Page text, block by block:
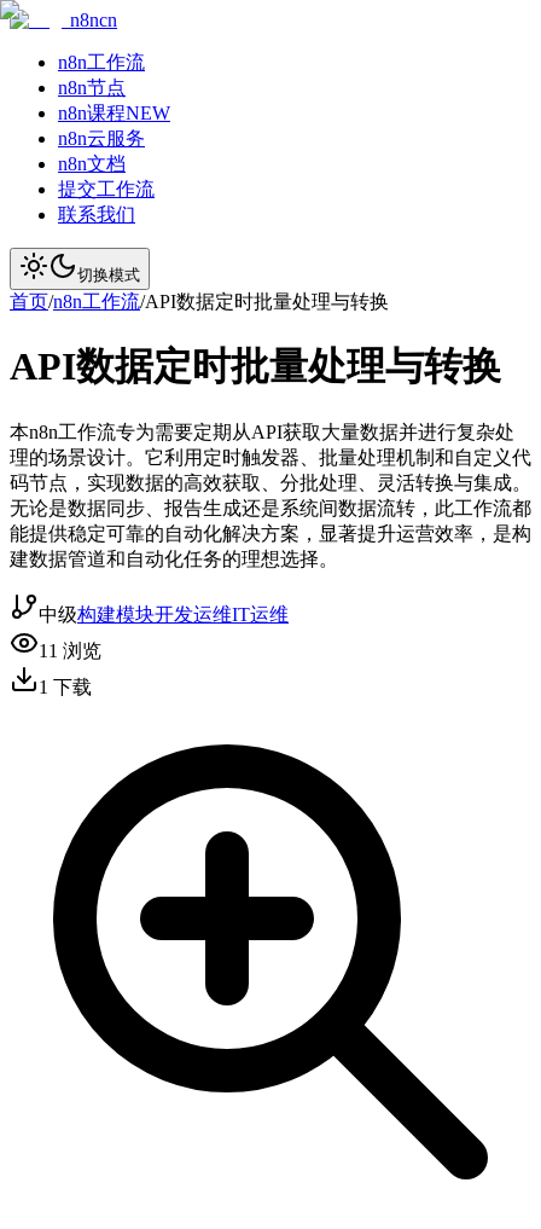
n8ncn
n8n工作流
n8n节点
n8n课程NEW
n8n云服务
n8n文档
提交工作流
联系我们
切换模式
首页/n8n工作流/API数据定时批量处理与转换
API数据定时批量处理与转换
本n8n工作流专为需要定期从API获取大量数据并进行复杂处
理的场景设计。它利用定时触发器、批量处理机制和自定义代
码节点，实现数据的高效获取、分批处理、灵活转换与集成。
无论是数据同步、报告生成还是系统间数据流转，此工作流都
能提供稳定可靠的自动化解决方案，显著提升运营效率，是构
建数据管道和自动化任务的理想选择。
中级构建模块开发运维IT运维
11 浏览
1 下载